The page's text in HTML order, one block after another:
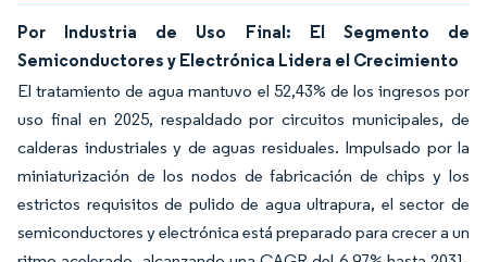
Por Industria de Uso Final: El Segmento de
Semiconductores y Electrónica Lidera el Crecimiento
El tratamiento de agua mantuvo el 52,43% de los ingresos por
uso final en 2025, respaldado por circuitos municipales, de
calderas industriales y de aguas residuales. Impulsado por la
miniaturización de los nodos de fabricación de chips y los
estrictos requisitos de pulido de agua ultrapura, el sector de
semiconductores y electrónica está preparado para crecer a un